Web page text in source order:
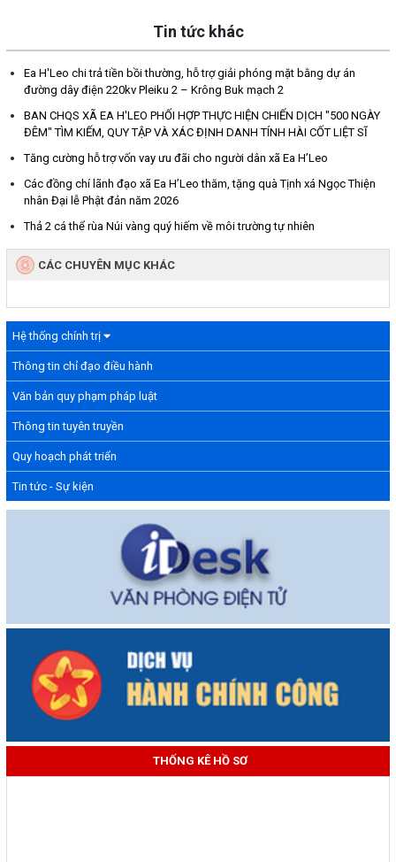
Hệ thống chính trị
Thông tin chỉ đạo điều hành
Văn bản quy phạm pháp luật
Thông tin tuyên truyền
Quy hoạch phát triển
Tin tức - Sự kiện
THỐNG KÊ HỒ SƠ
Tin tức khác
Ea H'Leo chi trả tiền bồi thường, hỗ trợ giải phóng mặt bằng dự án
đường dây điện 220kv Pleiku 2 – Krông Buk mạch 2
BAN CHQS XÃ EA H'LEO PHỐI HỢP THỰC HIỆN CHIẾN DỊCH "500 NGÀY
ĐÊM" TÌM KIẾM, QUY TẬP VÀ XÁC ĐỊNH DANH TÍNH HÀI CỐT LIỆT SĨ
Tăng cường hỗ trợ vốn vay ưu đãi cho người dân xã Ea H’Leo
Các đồng chí lãnh đạo xã Ea H’Leo thăm, tặng quà Tịnh xá Ngọc Thiện
nhân Đại lễ Phật đản năm 2026
Thả 2 cá thể rùa Núi vàng quý hiếm về môi trường tự nhiên
CÁC CHUYÊN MỤC KHÁC